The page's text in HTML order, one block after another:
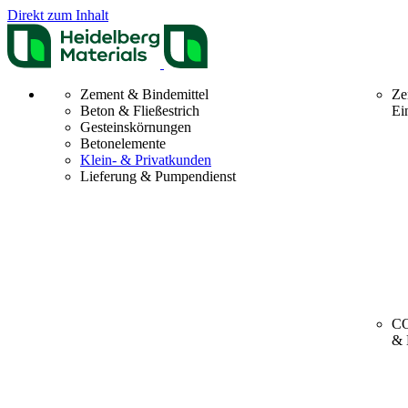
Direkt zum Inhalt
Zement & Bindemittel
Beton & Fließestrich
Gesteinskörnungen
Betonelemente
Klein- & Privatkunden
Lieferung & Pumpendienst
&